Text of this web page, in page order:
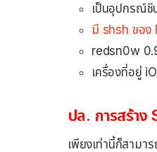
เป็นอุปกรณ์ชิ
มี shsh ของ
redsn0w
เครื่องที่อยู่
ปล. การสร้าง
เพียงเท่านี้ก็สามา